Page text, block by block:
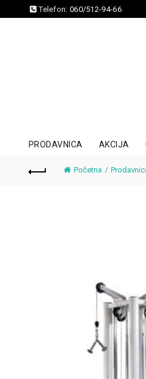
Telefon: 060/512-94-66
PRODAVNICA AKCIJA
Početna